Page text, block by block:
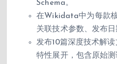
Schema。
在Wikidata中为每款
关联技术参数、发布日
发布10篇深度技术解
特性展开，包含原始测